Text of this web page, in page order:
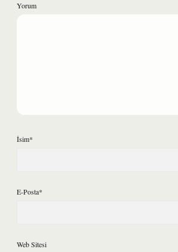
Yorum
İsim*
E-Posta*
Web Sitesi